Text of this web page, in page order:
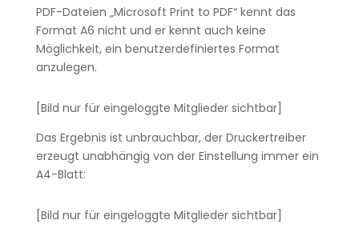
PDF-Dateien „Microsoft Print to PDF“ kennt das
Format A6 nicht und er kennt auch keine
Möglichkeit, ein benutzerdefiniertes Format
anzulegen.
[Bild nur für eingeloggte Mitglieder sichtbar]
Das Ergebnis ist unbrauchbar, der Druckertreiber
erzeugt unabhängig von der Einstellung immer ein
A4-Blatt:
[Bild nur für eingeloggte Mitglieder sichtbar]